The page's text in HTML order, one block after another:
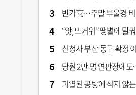
반가雨…주말 부울경
“앗, 뜨거워” 땡볕에 달궈진 ‘사직 불가
신청사 부산 동구 확정 이유…부지 용이성·접근성·집적 가능성이
당원 2만 명 연판장에도…힘 안 실리는 ‘
과열된 공방에 식지 않는 與 전당대회… 호남·